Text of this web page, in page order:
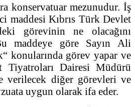
konservatuar mezunudur. İş
maddesi Kıbrıs Türk Devlet
görevinin ne olacağını
maddeye göre Sayın Ali
konularında görev yapar ve
Tiyatroları Dairesi Müdürü
verilecek diğer görevleri ve
uygun olarak ifa eder.